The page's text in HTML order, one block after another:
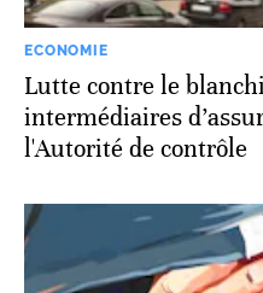
ECONOMIE
Lutte contre le
intermédiaires
l'Autorité de contrôle